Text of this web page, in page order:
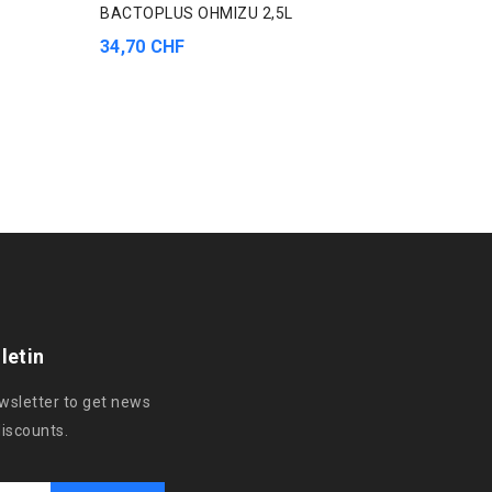
BACTOPLUS OHMIZU 2,5L
34,70 CHF
to get news